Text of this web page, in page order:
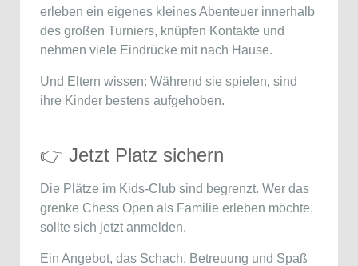
erleben ein eigenes kleines Abenteuer innerhalb
des großen Turniers, knüpfen Kontakte und
nehmen viele Eindrücke mit nach Hause.
Und Eltern wissen: Während sie spielen, sind
ihre Kinder bestens aufgehoben.
👉 Jetzt Platz sichern
Die Plätze im Kids-Club sind begrenzt. Wer das
grenke Chess Open als Familie erleben möchte,
sollte sich jetzt anmelden.
Ein Angebot, das Schach, Betreuung und Spaß